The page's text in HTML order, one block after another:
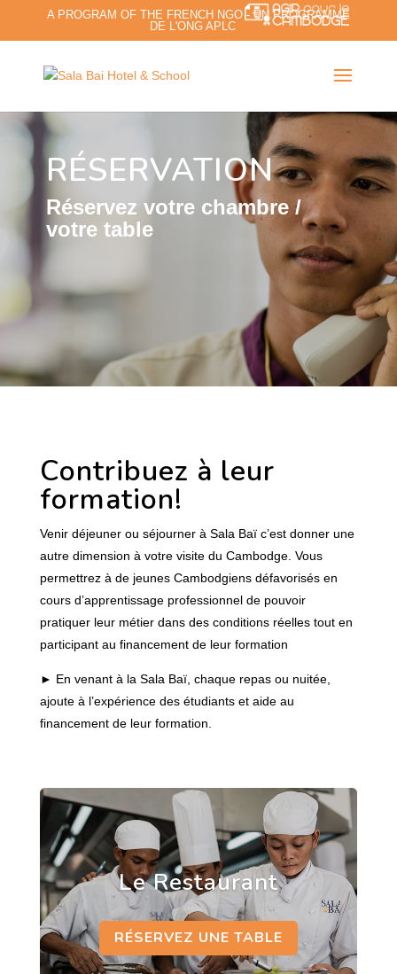
A PROGRAM OF THE FRENCH NGO - UN PROGRAMME
DE L'ONG APLC
RÉSERVATION
Réservez votre chambre /
votre table
Contribuez à leur
formation!
Venir déjeuner ou séjourner à Sala Baï c’est donner une
autre dimension à votre visite du Cambodge. Vous
permettrez à de jeunes Cambodgiens défavorisés en
cours d’apprentissage professionnel de pouvoir
pratiquer leur métier dans des conditions réelles tout en
participant au financement de leur formation
► En venant à la Sala Baï, chaque repas ou nuitée,
ajoute à l’expérience des étudiants et aide au
financement de leur formation.
Le Restaurant
RÉSERVEZ UNE TABLE